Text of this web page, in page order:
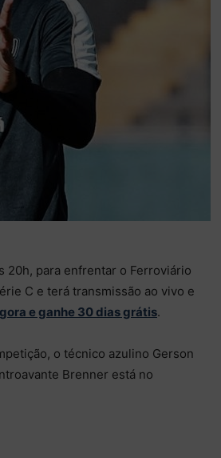
20h, para enfrentar o Ferroviário
C e terá transmissão ao vivo e
e ganhe 30 dias grátis.
o técnico azulino Gerson
Brenner está no